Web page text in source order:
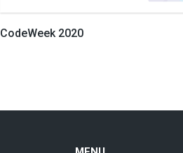
CodeWeek 2020